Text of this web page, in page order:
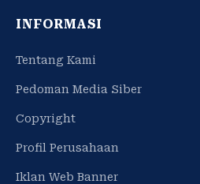
INFORMASI
Tentang Kami
Pedoman Media Siber
Copyright
Profil Perusahaan
Iklan Web Banner